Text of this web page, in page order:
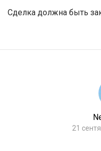
Сделка должна быть
21